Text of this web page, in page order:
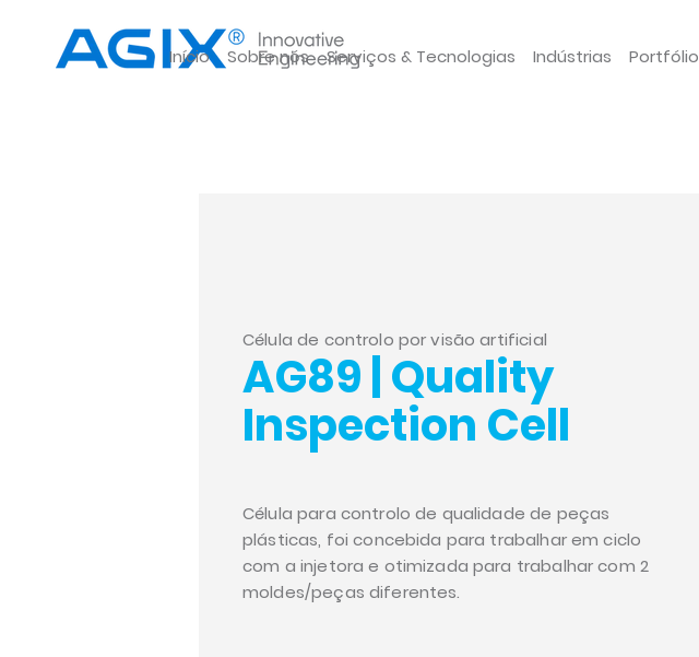
Início Sobre nós Serviços & Tecnologias Indústrias Portfólio
Célula de controlo por visão artificial
AG89 | Quality
Inspection Cell
Célula para controlo de qualidade de peças
plásticas, foi concebida para trabalhar em ciclo
com a injetora e otimizada para trabalhar com 2
moldes/peças diferentes.